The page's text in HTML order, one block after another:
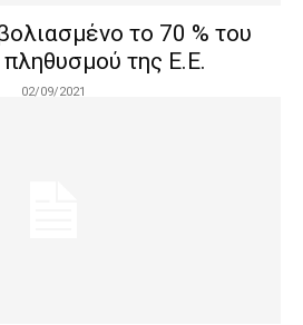
το 70 % του
πληθυσμού της Ε.Ε.
02/09/2021